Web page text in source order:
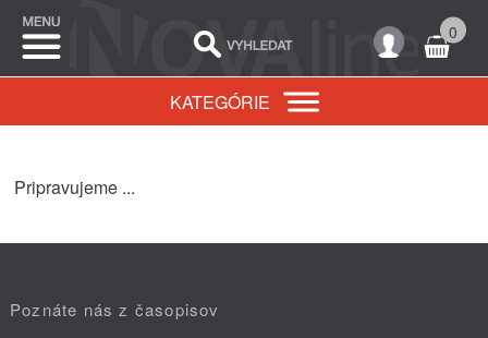
0
KATEGÓRIE
Pripravujeme ...
Poznáte nás z časopisov